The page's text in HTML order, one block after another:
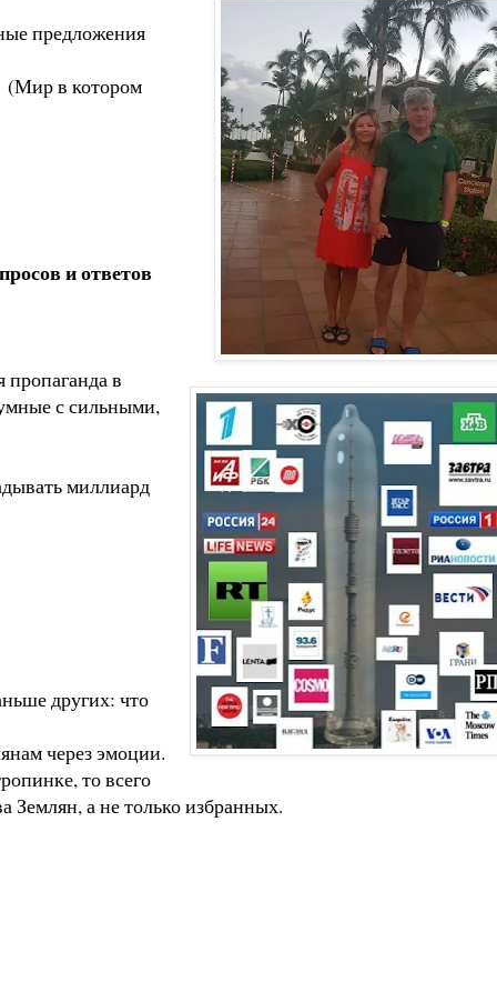
предложения
(Мир в котором
и ответов
в
с сильными,
миллиард
других: что
через эмоции.
то всего
Землян, а не только избранных.